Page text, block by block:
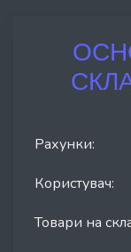
Рахунки:
Користувач:
Товари на